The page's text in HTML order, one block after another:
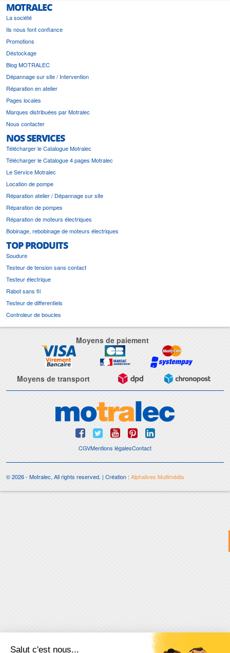
MOTRALEC
La société
Ils nous font confiance
Promotions
Déstockage
Blog MOTRALEC
Dépannage sur site / Intervention
Réparation en atelier
Pages locales
Marques distribuées par Motralec
Nous contacter
NOS SERVICES
Télécharger le Catalogue Motralec
Télécharger le Catalogue 4 pages Motralec
Le Service Motralec
Location de pompe
Réparation atelier / Dépannage sur site
Réparation de pompes
Réparation de moteurs électriques
Bobinage, rebobinage de moteurs électriques
TOP PRODUITS
Soudure
Testeur de tension sans contact
Testeur électrique
Rabot sans fil
Testeur de differentiels
Controleur de boucles
Moyens de paiement
Moyens de transport
CGVMentions légalesContact
© 2026 - Motralec, All rights reserved. | Création :Alphalives Multimédia